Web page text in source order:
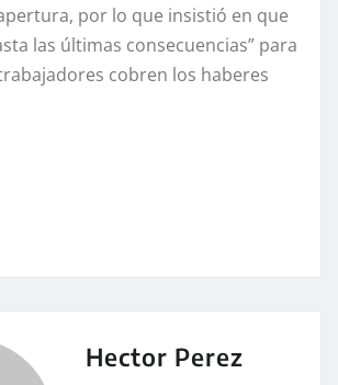
por lo que insistió en que
las últimas consecuencias” para
cobren los haberes
Hector Perez